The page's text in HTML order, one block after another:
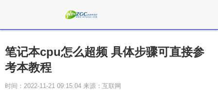
笔记本cpu怎么超频 具体步骤可直接参
考本教程
时间：2022-11-21 09:15:04 来源：互联网